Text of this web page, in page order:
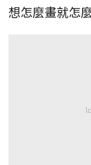
想怎麼畫就怎